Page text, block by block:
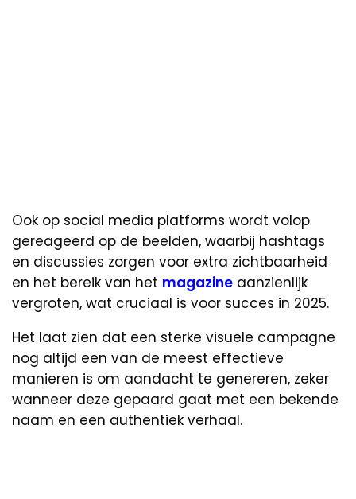
Ook op social media platforms wordt volop
gereageerd op de beelden, waarbij hashtags
en discussies zorgen voor extra zichtbaarheid
en het bereik van het magazine aanzienlijk
vergroten, wat cruciaal is voor succes in 2025.
Het laat zien dat een sterke visuele campagne
nog altijd een van de meest effectieve
manieren is om aandacht te genereren, zeker
wanneer deze gepaard gaat met een bekende
naam en een authentiek verhaal.